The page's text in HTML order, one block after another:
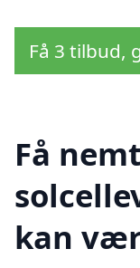
Få 3 tilbud,
Få
kan